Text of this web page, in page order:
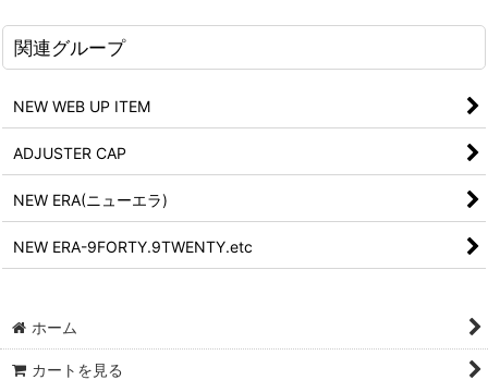
関連グループ
NEW WEB UP ITEM
ADJUSTER CAP
NEW ERA(ニューエラ)
NEW ERA-9FORTY.9TWENTY.etc
ホーム
カートを見る